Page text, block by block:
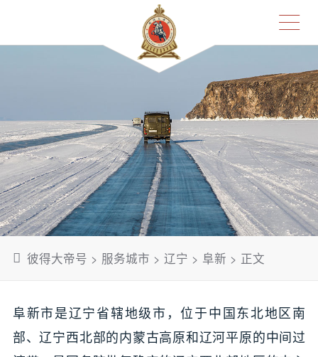
彼得大帝号 > 服务城市 > 辽宁 > 阜新 > 正文
阜新市是辽宁省辖地级市，位于中国东北地区南
部、辽宁西北部的内蒙古高原和辽河平原的中间过